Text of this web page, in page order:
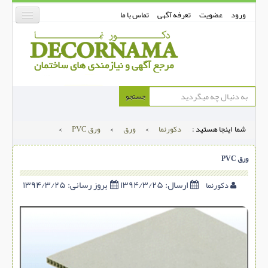
ورود عضویت تعرفه آگهی تماس با ما
دکورنما
دیوارپوش
دکوراسیون داخلی
درب و پنجره
شهری ترافیکی
ساخت و ساز
جستجو
شما اینجا هستید : دکورنما > ورق > ورق PVC >
ورق PVC
دکورنما ارسال:۱۳۹۴/۳/۲۵ بروز رسانی: